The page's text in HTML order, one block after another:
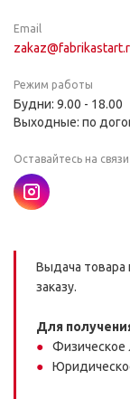
Email
Режим работы
Будни: 9.00 - 18.00
Выходные: по
Оставайтесь на связи
Выдача
заказу.
Для
Физическое